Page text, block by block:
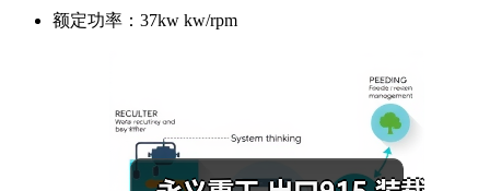
额定功率： 37kw kw/rpm